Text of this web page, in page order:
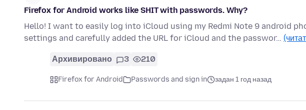
Firefox for Android works like SHIT with passwords. Why?
Hello! I want to easily log into iCloud using my Redmi Note 9 android
settings and carefully added the URL for iCloud and the passwor…
Архивировано 3 210
Firefox for Android Passwords and sign in задан 1 год назад